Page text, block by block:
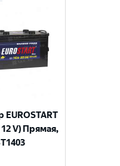
EUROSTART
V) Прямая,